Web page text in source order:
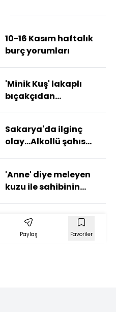
10-16 Kasım haftalık
burç yorumları
'Minik Kuş' lakaplı
bıçakçıdan
Sakarya'da ilginç
olay...Alkollü şahıs
'Anne' diye meleyen
kuzu ile sahibinin
Paylaş Favoriler